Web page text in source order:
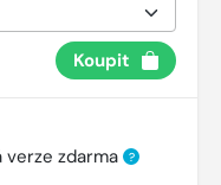
Koupit
zdarma ?